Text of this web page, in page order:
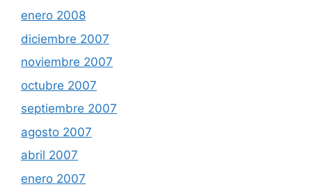
enero 2008
diciembre 2007
noviembre 2007
octubre 2007
septiembre 2007
agosto 2007
abril 2007
enero 2007